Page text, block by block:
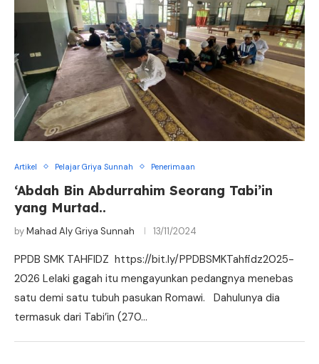
Artikel Pelajar Griya Sunnah Penerimaan
‘Abdah Bin Abdurrahim Seorang Tabi’in
yang Murtad..
byMahad Aly Griya Sunnah 13/11/2024
PPDB SMK TAHFIDZ https://bit.ly/PPDBSMKTahfidz2025-
2026 Lelaki gagah itu mengayunkan pedangnya menebas
satu demi satu tubuh pasukan Romawi. Dahulunya dia
termasuk dari Tabi’in (270…